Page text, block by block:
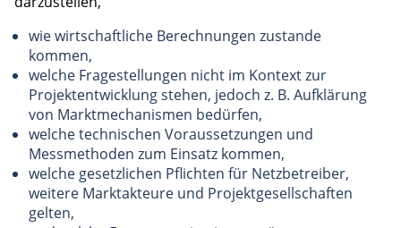
wie wirtschaftliche Berechnungen zustande
kommen,
welche Fragestellungen nicht im Kontext zur
Projektentwicklung stehen, jedoch z. B. Aufklärung
von Marktmechanismen bedürfen,
welche technischen Voraussetzungen und
Messmethoden zum Einsatz kommen,
welche gesetzlichen Pflichten für Netzbetreiber,
weitere Marktakteure und Projektgesellschaften
gelten,